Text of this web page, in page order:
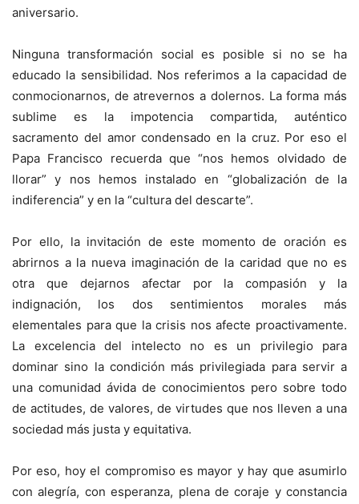
aniversario.
Ninguna transformación social es posible si no se ha
educado la sensibilidad. Nos referimos a la capacidad de
conmocionarnos, de atrevernos a dolernos. La forma más
sublime es la impotencia compartida, auténtico
sacramento del amor condensado en la cruz. Por eso el
Papa Francisco recuerda que “nos hemos olvidado de
llorar” y nos hemos instalado en “globalización de la
indiferencia” y en la “cultura del descarte”.
Por ello, la invitación de este momento de oración es
abrirnos a la nueva imaginación de la caridad que no es
otra que dejarnos afectar por la compasión y la
indignación, los dos sentimientos morales más
elementales para que la crisis nos afecte proactivamente.
La excelencia del intelecto no es un privilegio para
dominar sino la condición más privilegiada para servir a
una comunidad ávida de conocimientos pero sobre todo
de actitudes, de valores, de virtudes que nos lleven a una
sociedad más justa y equitativa.
Por eso, hoy el compromiso es mayor y hay que asumirlo
con alegría, con esperanza, plena de coraje y constancia